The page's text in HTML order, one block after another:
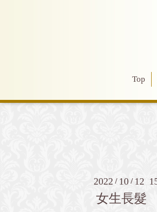
Top
2022 / 10 / 12
女生長髮